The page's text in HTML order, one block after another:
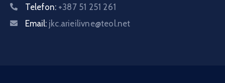
Telefon: +387 51 251 261
Email: jkc.arieilivne@teol.net